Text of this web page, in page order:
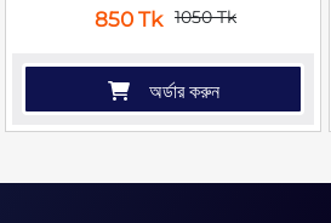
850 Tk 1050 Tk
অর্ডার করুন